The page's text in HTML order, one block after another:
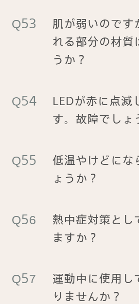
肌が弱いのです
れる部分の材質
うか？
LEDが赤に点滅
す。故障でしょ
低温やけどにな
ょうか？
熱中症対策とし
ますか？
運動中に使用し
りませんか？